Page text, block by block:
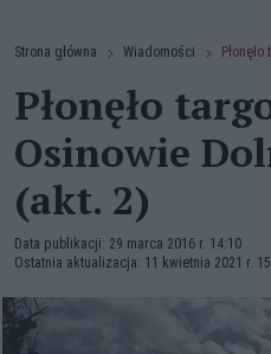
Strona główna Wiadomości
Płonęło
Osinowie
(akt. 2)
Data publikacji: 29 marca 2016 r. 14:10
Ostatnia aktualizacja: 11 kwietnia 2021 r.